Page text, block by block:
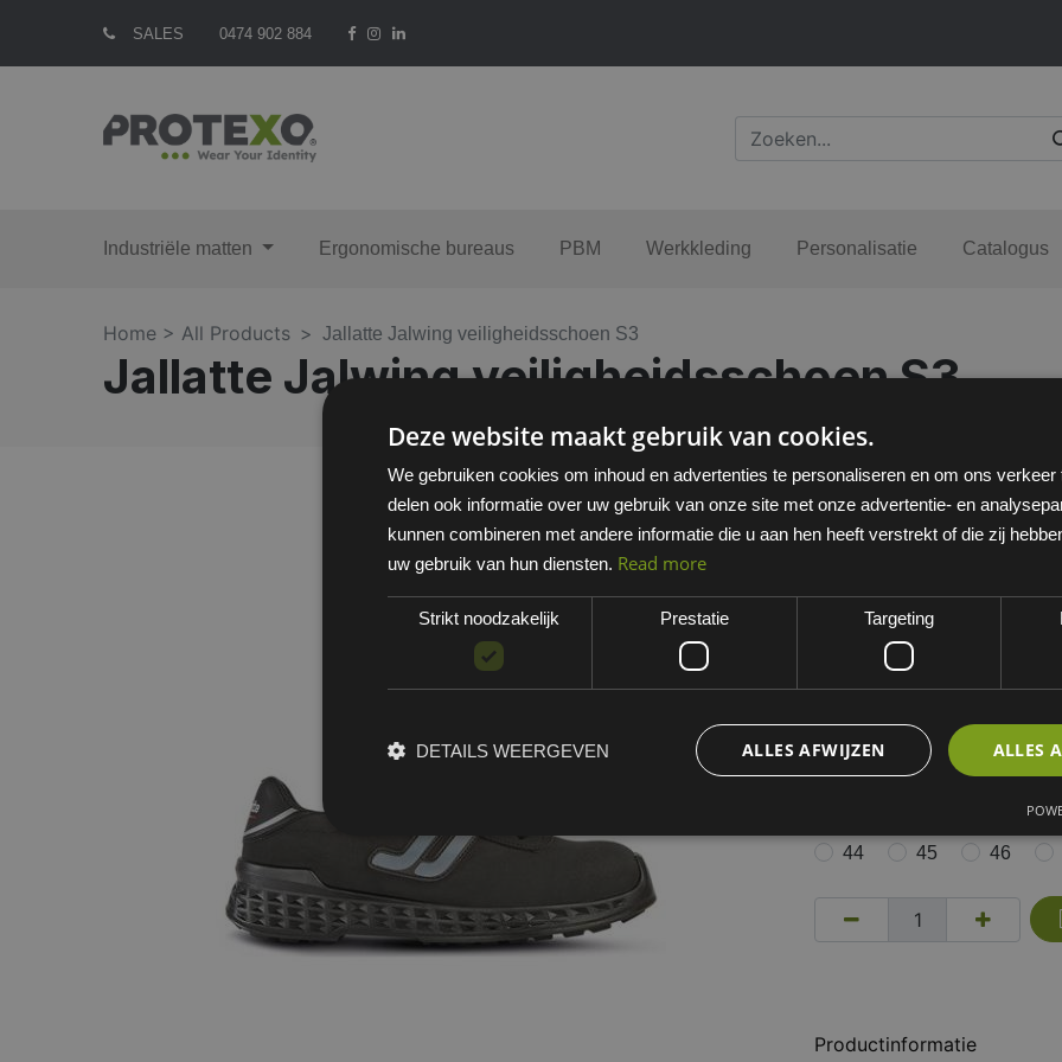
SALES 0474 902 884
Industriële matten Ergonomische bureaus PBM Werkkleding Personalisatie Catalogus
Home > All Products Jallatte Jalwing veiligheidsschoen S3
Jallatte Jalwing veiligheidsschoen S3
EAN: 3597810292369
Minimum bestelhoeveelheid: 1
Dit artikel is niet standaard
MATEN VEILIGHEIDSSCHOEN
44 45 46
Productinformatie
Deze website maakt gebruik van cookies.
We gebruiken cookies om inhoud en advertenties te personaliseren en om ons
delen ook informatie over uw gebruik van onze site met onze advertentie- en
kunnen combineren met andere informatie die u aan hen heeft verstrekt of die zij
uw gebruik van hun diensten. Read more
Strikt noodzakelijk Prestatie Targeting
ALLES
ALLES AFWIJZEN
DETAILS WEERGEVEN